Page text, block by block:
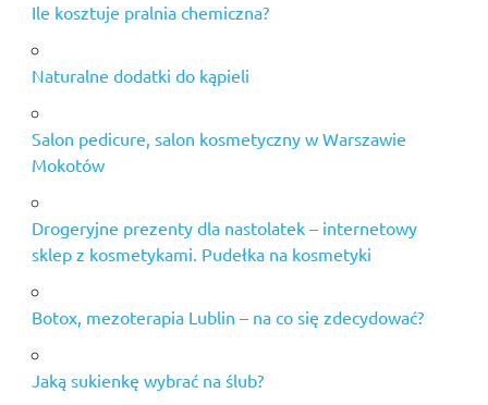
Ile kosztuje pralnia chemiczna?
Naturalne dodatki do kąpieli
Salon pedicure, salon kosmetyczny w Warszawie
Mokotów
Drogeryjne prezenty dla nastolatek – internetowy
sklep z kosmetykami. Pudełka na kosmetyki
Botox, mezoterapia Lublin – na co się zdecydować?
Jaką sukienkę wybrać na ślub?